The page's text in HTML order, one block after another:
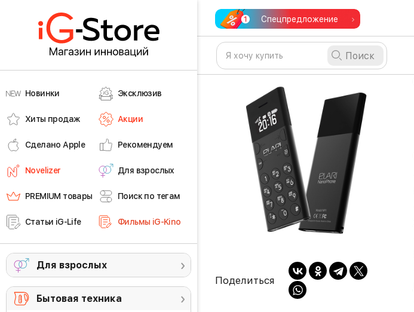
Новинки Эксклюзив
Хиты продаж Акции
Сделано Apple Рекомендуем
Novelizer Для взрослых
PREMIUM товары Поиск по тегам
Статьи iG-Life Фильмы iG-Kino
Для взрослых
Бытовая техника
Спецпредложение
Поиск
Поделиться